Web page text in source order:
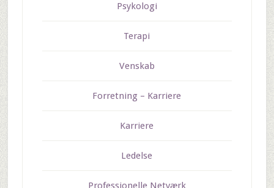
Psykologi
Terapi
Venskab
Forretning – Karriere
Karriere
Ledelse
Professionelle Netværk